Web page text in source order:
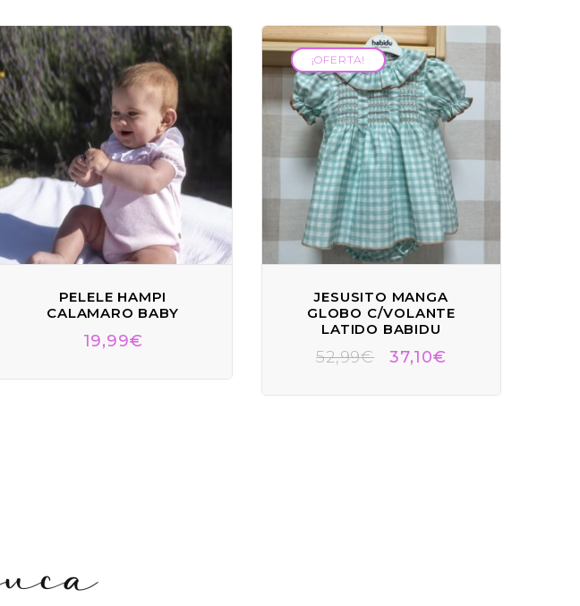
PELELE HAMPI
CALAMARO BABY
19,99€
¡OFERTA!
¡OFERTA!
JESUSITO MANGA
GLOBO C/VOLANTE
LATIDO BABIDU
52,99€ 37,10€